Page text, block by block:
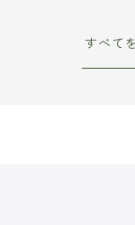
すべて